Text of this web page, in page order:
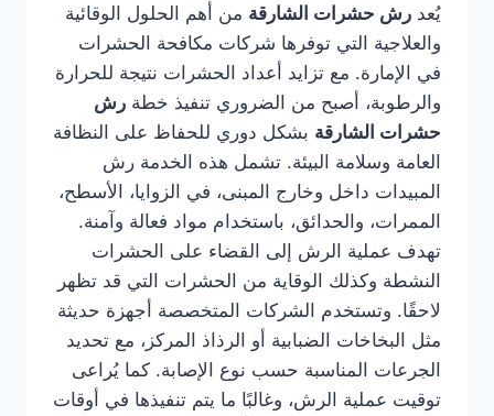
يُعد رش حشرات الشارقة من أهم الحلول الوقائية
والعلاجية التي توفرها شركات مكافحة الحشرات
في الإمارة. مع تزايد أعداد الحشرات نتيجة للحرارة
والرطوبة، أصبح من الضروري تنفيذ خطة رش
حشرات الشارقة بشكل دوري للحفاظ على النظافة
العامة وسلامة البيئة. تشمل هذه الخدمة رش
المبيدات داخل وخارج المبنى، في الزوايا، الأسطح،
الممرات، والحدائق، باستخدام مواد فعالة وآمنة.
تهدف عملية الرش إلى القضاء على الحشرات
النشطة وكذلك الوقاية من الحشرات التي قد تظهر
لاحقًا. وتستخدم الشركات المتخصصة أجهزة حديثة
مثل البخاخات الضبابية أو الرذاذ المركز، مع تحديد
الجرعات المناسبة حسب نوع الإصابة. كما يُراعى
توقيت عملية الرش، وغالبًا ما يتم تنفيذها في أوقات